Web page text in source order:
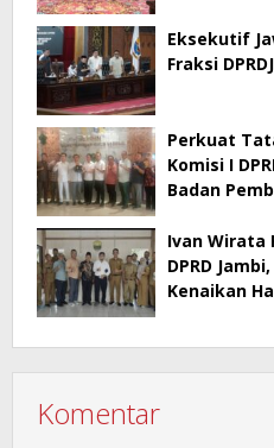
Eksekutif
Fraksi
Perkuat
Komisi I
Badan
Ivan Wirata
DPRD
Kenaikan
Komentar